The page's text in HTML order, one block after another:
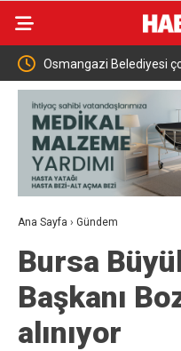
Osmangazi Belediyesi
kazandırıyor
Ana Sayfa › Gündem
Bursa
Başkanı
alınıyor